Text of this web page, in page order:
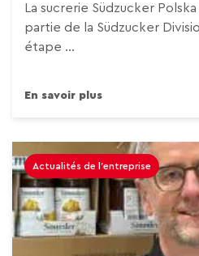
La sucrerie Südzucker
partie de la Südzucker
étape ...
En savoir plus
Actualités de l'entreprise